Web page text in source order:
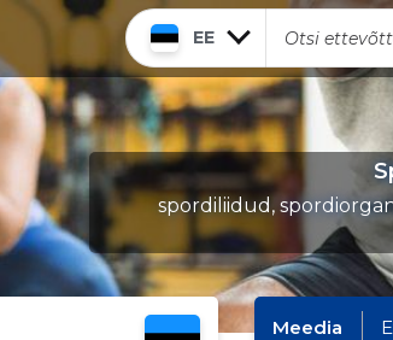
EE
spordiliidud,
Meedia